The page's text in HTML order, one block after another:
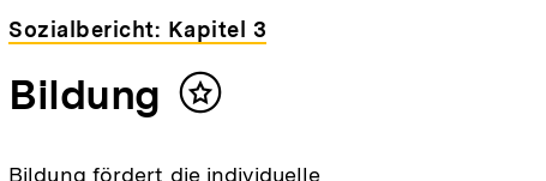
Sozialbericht: Kapitel 3
Bildung
Inhalt
Bildung fördert die individuelle